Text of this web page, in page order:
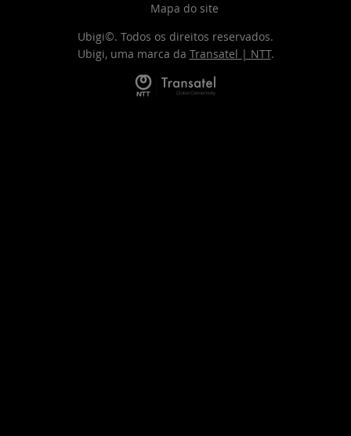
Mapa do site
Ubigi©. Todos os direitos reservados.
Ubigi, uma marca da Transatel | NTT.